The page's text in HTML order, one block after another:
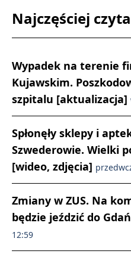
Najczęściej
Wypadek na terenie
Kujawskim.
szpitalu [aktualizacja]
Spłonęły sklepy i
Szwederowie. Wielki
[wideo, zdjęcia]
Zmiany w ZUS. Na
będzie jeździć do
12:59